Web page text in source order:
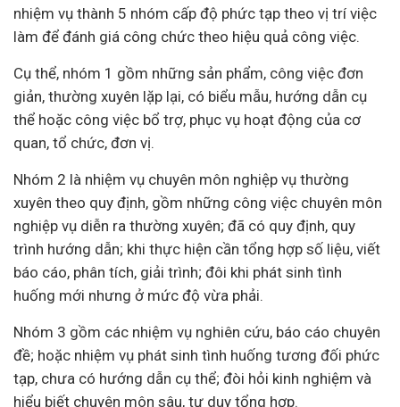
nhiệm vụ thành 5 nhóm cấp độ phức tạp theo vị trí việc
làm để đánh giá công chức theo hiệu quả công việc.
Cụ thể, nhóm 1 gồm những sản phẩm, công việc đơn
giản, thường xuyên lặp lại, có biểu mẫu, hướng dẫn cụ
thể hoặc công việc bổ trợ, phục vụ hoạt động của cơ
quan, tổ chức, đơn vị.
Nhóm 2 là nhiệm vụ chuyên môn nghiệp vụ thường
xuyên theo quy định, gồm những công việc chuyên môn
nghiệp vụ diễn ra thường xuyên; đã có quy định, quy
trình hướng dẫn; khi thực hiện cần tổng hợp số liệu, viết
báo cáo, phân tích, giải trình; đôi khi phát sinh tình
huống mới nhưng ở mức độ vừa phải.
Nhóm 3 gồm các nhiệm vụ nghiên cứu, báo cáo chuyên
đề; hoặc nhiệm vụ phát sinh tình huống tương đối phức
tạp, chưa có hướng dẫn cụ thể; đòi hỏi kinh nghiệm và
hiểu biết chuyên môn sâu, tư duy tổng hợp.